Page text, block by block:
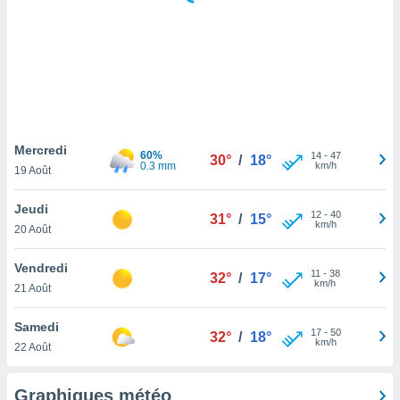
notre
que
et que
Mercredi
19 Août
60%
0.3 mm
30° / 18° 14- 47
km/h
Jeudi
20 Août
31° / 15° 12- 40
km/h
Vendredi
21 Août
32° / 17° 11 - 38
km/h
Samedi
22 Août
32° / 18° 17- 50
km/h
Graphiques météo